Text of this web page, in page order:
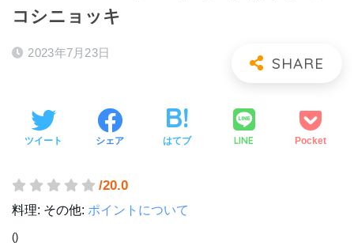
コシニョッキ
2023年7月23日
ツイート シェア はてブ LINE Pocket
/20.0
料理: その他: ポイントについて
()